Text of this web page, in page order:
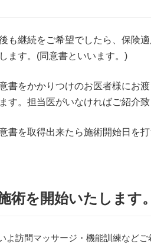
後も継続をご希望でしたら、保険
ます。(同意書といいます。)
意書をかかりつけのお医者様にお
す。担当医がいなければご紹介致
意書を取得出来たら施術開始日を
術を開始いたします。
よ訪問マッサージ・機能訓練などご